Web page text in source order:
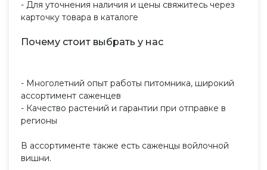
- Для уточнения наличия и цены свяжитесь через
карточку товара в каталоге
Почему стоит выбрать у нас
- Многолетний опыт работы питомника, широкий
ассортимент саженцев
- Качество растений и гарантии при отправке в
регионы
В ассортименте также есть саженцы войлочной
вишни.